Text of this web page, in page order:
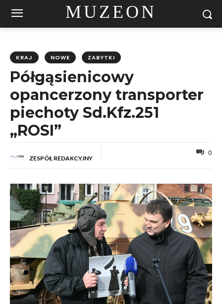
MUZEON
KRAJ NOWE ZABYTKI
Półgąsienicowy
opancerzony transporter
piechoty Sd.Kfz.251
„ROSI”
ZESPÓŁ REDAKCYJNY
0